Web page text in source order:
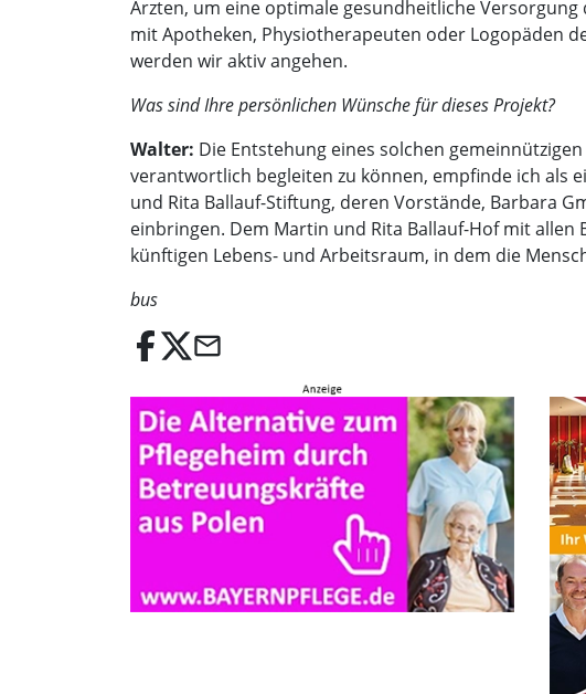
Ärzten, um eine optimale gesundheitliche
mit Apotheken, Physiotherapeuten oder Logopäden
werden wir aktiv angehen.
Was sind Ihre persönlichen Wünsche für dieses Projekt?
Walter: Die Entstehung eines solchen
verantwortlich begleiten zu können, empfinde ich als
und Rita Ballauf-Stiftung, deren Vorstände, Barbara
einbringen. Dem Martin und Rita Ballauf-Hof mit
künftigen Lebens- und Arbeitsraum, in dem die
bus
email